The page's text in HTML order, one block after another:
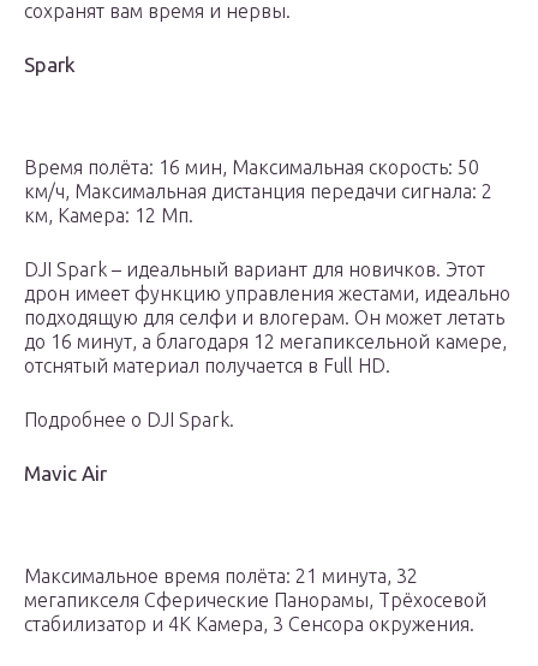
сохранят вам время и нервы.
Spark
Время полёта: 16 мин, Максимальная скорость: 50
км/ч, Максимальная дистанция передачи сигнала: 2
км, Камера: 12 Мп.
DJI Spark – идеальный вариант для новичков. Этот
дрон имеет функцию управления жестами, идеально
подходящую для селфи и влогерам. Он может летать
до 16 минут, а благодаря 12 мегапиксельной камере,
отснятый материал получается в Full HD.
Подробнее о DJI Spark.
Mavic Air
Максимальное время полёта: 21 минута, 32
мегапикселя Сферические Панорамы, Трёхосевой
стабилизатор и 4K Камера, 3 Сенсора окружения.